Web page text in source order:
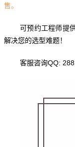
售。
可预约工程师提
解决您的选型难题！
客服咨询QQ: